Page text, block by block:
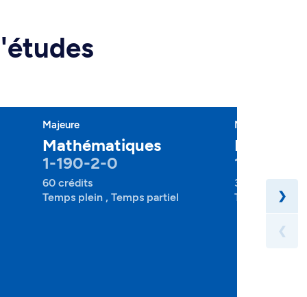
Majeure
Mathématiques
1-190-2-0
60 crédits
Temps plein , Temps partiel
Mineure
1-190-4-
30 crédits
Temps plein ,
❯
❮